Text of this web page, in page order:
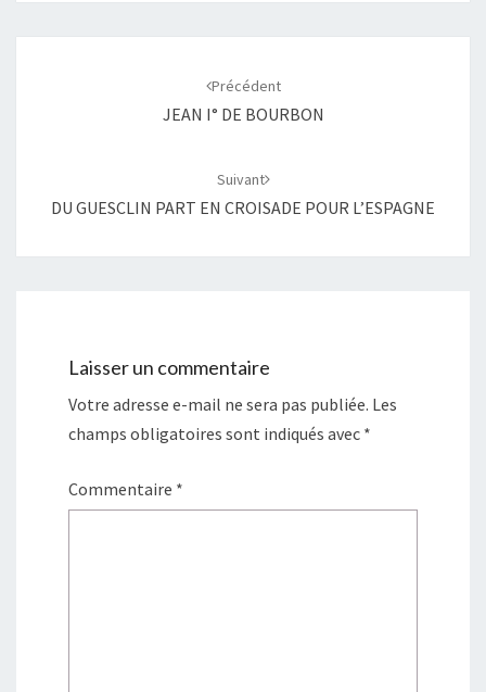
Précédent
JEAN I° DE BOURBON
Suivant
DU GUESCLIN PART EN CROISADE POUR L’ESPAGNE
Laisser un commentaire
Votre adresse e-mail ne sera pas publiée. Les
champs obligatoires sont indiqués avec *
Commentaire *